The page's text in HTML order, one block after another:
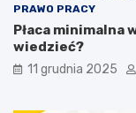
PRAWO PRACY
Płaca minimalna
wiedzieć?
11 grudnia 2025